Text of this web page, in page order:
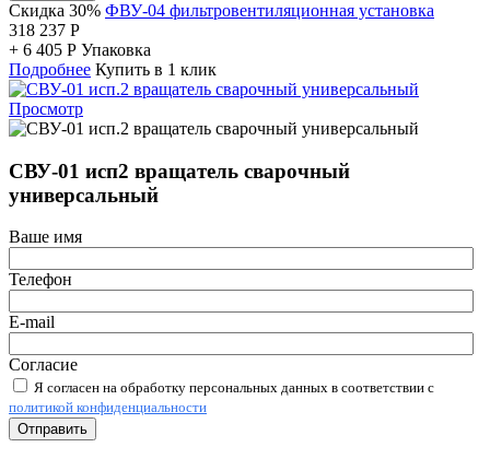
Скидка 30% ФВУ-04 фильтровентиляционная установка
318 237 Р
+ 6 405 Р Упаковка
Подробнее Купить в 1 клик
Просмотр
СВУ-01 исп2 вращатель сварочный
универсальный
Ваше имя
Телефон
E-mail
Согласие
Я согласен на обработку персональных данных в соответствии с
политикой конфиденциальности
Отправить